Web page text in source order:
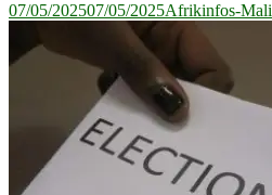
07/05/202507/05/2025Afrikinfos-Mali